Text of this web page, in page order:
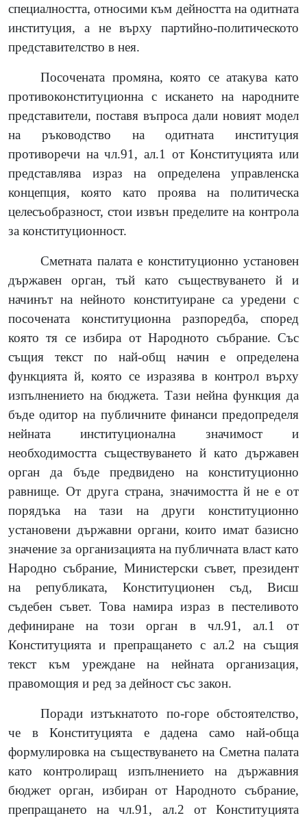
специалността, относими към дейността на одитната
институция, а не върху партийно-политическото
представителство в нея.
Посочената промяна, която се атакува като
противоконституционна с искането на народните
представители, поставя въпроса дали новият модел
на ръководство на одитната институция
противоречи на чл.91, ал.1 от Конституцията или
представлява израз на определена управленска
концепция, която като проява на политическа
целесъобразност, стои извън пределите на контрола
за конституционност.
Сметната палата е конституционно установен
държавен орган, тъй като съществуването й и
начинът на нейното конституиране са уредени с
посочената конституционна разпоредба, според
която тя се избира от Народното събрание. Със
същия текст по най-общ начин е определена
функцията й, която се изразява в контрол върху
изпълнението на бюджета. Тази нейна функция да
бъде одитор на публичните финанси предопределя
нейната институционална значимост и
необходимостта съществуването й като държавен
орган да бъде предвидено на конституционно
равнище. От друга страна, значимостта й не е от
порядъка на тази на други конституционно
установени държавни органи, които имат базисно
значение за организацията на публичната власт като
Народно събрание, Министерски съвет, президент
на републиката, Конституционен съд, Висш
съдебен съвет. Това намира израз в пестеливото
дефиниране на този орган в чл.91, ал.1 от
Конституцията и препращането с ал.2 на същия
текст към уреждане на нейната организация,
правомощия и ред за дейност със закон.
Поради изтъкнатото по-горе обстоятелство,
че в Конституцията е дадена само най-обща
формулировка на съществуването на Сметна палата
като контролиращ изпълнението на държавния
бюджет орган, избиран от Народното събрание,
препращането на чл.91, ал.2 от Конституцията